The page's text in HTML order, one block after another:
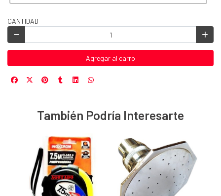
CANTIDAD
Agregar al carro
También Podría Interesarte